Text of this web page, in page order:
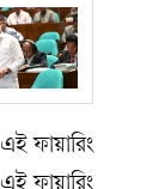
ফায়ারিং